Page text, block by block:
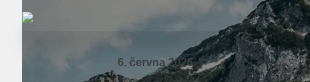
6. června 2026